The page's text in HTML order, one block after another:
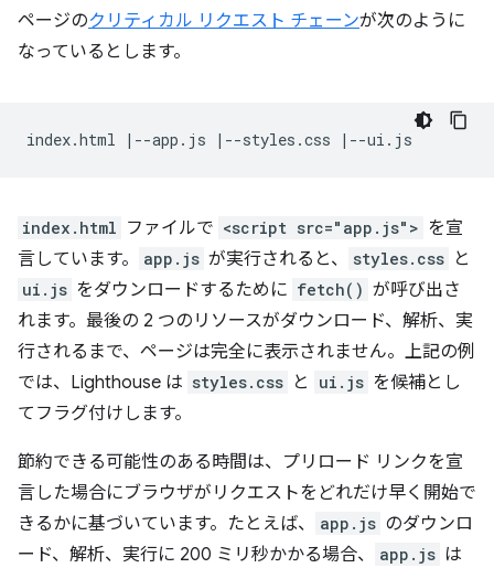
ページのクリティカル リクエスト チェーンが次のように
なっているとします。
index.html ファイルで <script src="app.js"> を宣
言しています。
app.js が実行されると、 styles.css と
ui.js をダウンロードするために fetch() が呼び出さ
れます。最後の 2 つのリソースがダウンロード、解析、実
行されるまで、ページは完全に表示されません。上記の例
では、Lighthouse は styles.css と ui.js を候補とし
てフラグ付けします。
節約できる可能性のある時間は、プリロード リンクを宣
言した場合にブラウザがリクエストをどれだけ早く開始で
きるかに基づいています。たとえば、
app.js のダウンロ
ード、解析、実行に 200 ミリ秒かかる場合、
app.js は